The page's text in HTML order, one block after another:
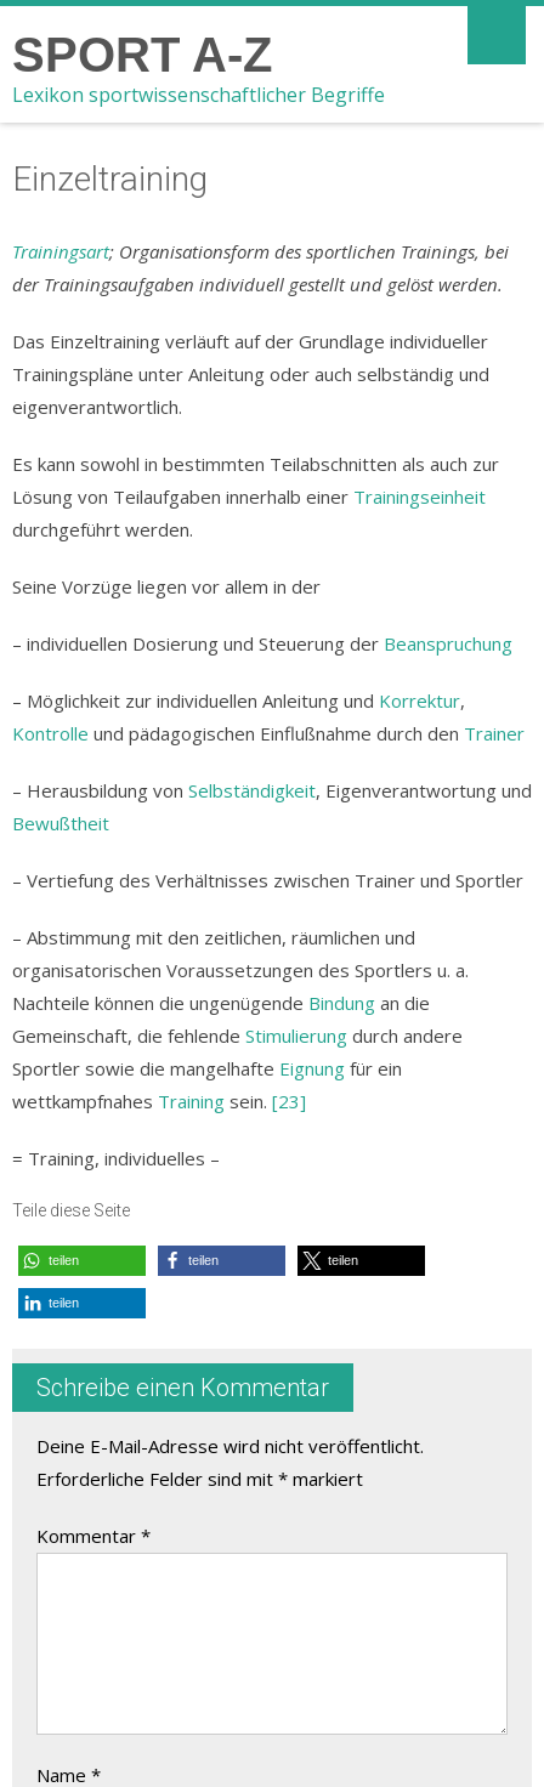
SPORT A-Z
Lexikon sportwissenschaftlicher Begriffe
Einzeltraining
Trainingsart; Organisationsform des sportlichen Trainings, bei
der Trainingsaufgaben individuell gestellt und gelöst werden.
Das Einzeltraining verläuft auf der Grundlage individueller
Trainingspläne unter Anleitung oder auch selbständig und
eigenverantwortlich.
Es kann sowohl in bestimmten Teilabschnitten als auch zur
Lösung von Teilaufgaben innerhalb einer Trainingseinheit
durchgeführt werden.
Seine Vorzüge liegen vor allem in der
– individuellen Dosierung und Steuerung der Beanspruchung
– Möglichkeit zur individuellen Anleitung und Korrektur,
Kontrolle und pädagogischen Einflußnahme durch den Trainer
– Herausbildung von Selbständigkeit, Eigenverantwortung und
Bewußtheit
– Vertiefung des Verhältnisses zwischen Trainer und Sportler
– Abstimmung mit den zeitlichen, räumlichen und
organisatorischen Voraussetzungen des Sportlers u. a.
Nachteile können die ungenügende Bindung an die
Gemeinschaft, die fehlende Stimulierung durch andere
Sportler sowie die mangelhafte Eignung für ein
wettkampfnahes Training sein. [23]
= Training, individuelles –
Teile diese Seite
teilen teilen teilen
teilen
Schreibe einen Kommentar
Deine E-Mail-Adresse wird nicht veröffentlicht.
Erforderliche Felder sind mit * markiert
Kommentar *
Name *